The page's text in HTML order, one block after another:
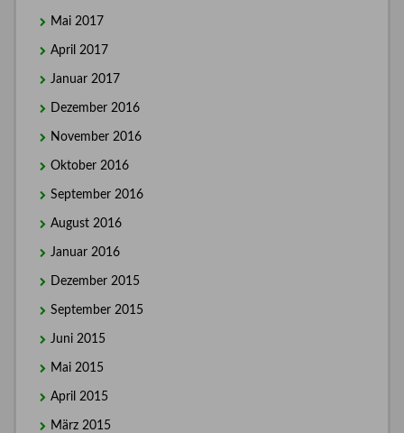
Mai 2017
April 2017
Januar 2017
Dezember 2016
November 2016
Oktober 2016
September 2016
August 2016
Januar 2016
Dezember 2015
September 2015
Juni 2015
Mai 2015
April 2015
März 2015